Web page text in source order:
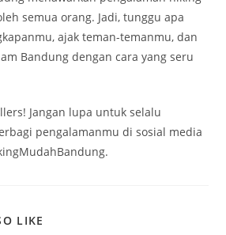
semua orang. Jadi, tunggu apa
ajak teman-temanmu, dan
Bandung dengan cara yang seru
Jangan lupa untuk selalu
pengalamanmu di sosial media
LIKE